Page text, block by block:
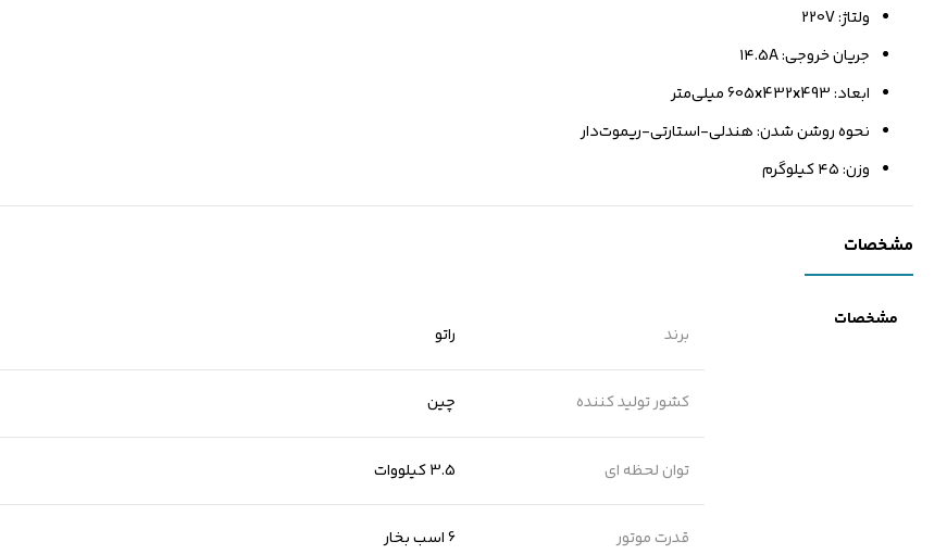
ولتاژ: 220V
جریان خروجی: ۱۴.5A
ابعاد: 605x432x493 میلی‌متر
نحوه روشن شدن: هندلی-استارتی-ریموت‌دار
وزن: ۴۵ کیلوگرم
مشخصات
مشخصات
برند راتو
کشور تولید کننده چین
توان لحظه ای 3.5 کیلووات
قدرت موتور 6 اسب بخار